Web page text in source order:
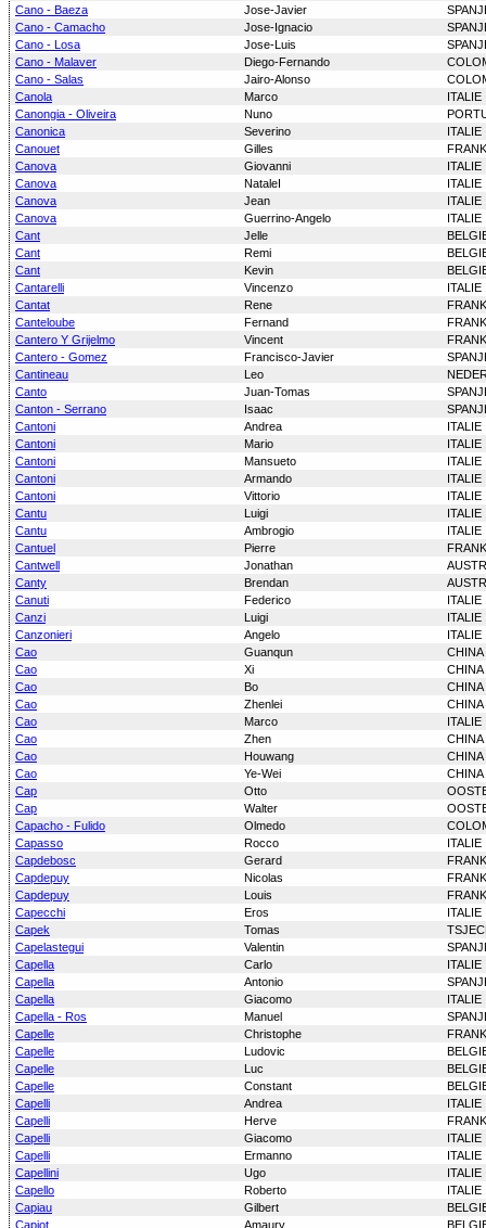
Cano - Baeza
Jose-Javier
Cano - Camacho
Jose-Ignacio
Cano - Losa
Jose-Luis
Cano - Malaver
Diego-Fernando
Cano - Salas
Jairo-Alonso
Canola
Marco
ITALIE
Canongia - Oliveira
Nuno
Canonica
Severino
ITALIE
Canouet
Gilles
Canova
Giovanni
ITALIE
Canova
NataleI
ITALIE
Canova
Jean
ITALIE
Canova
Guerrino-Angelo
ITALIE
Cant
Jelle
Cant
Remi
Cant
Kevin
Cantarelli
Vincenzo
ITALIE
Cantat
Rene
Canteloube
Fernand
Cantero Y Grijelmo
Vincent
Cantero - Gomez
Francisco-Javier
Cantineau
Leo
Canto
Juan-Tomas
Canton - Serrano
Isaac
Cantoni
Andrea
ITALIE
Cantoni
Mario
ITALIE
Cantoni
Mansueto
ITALIE
Cantoni
Armando
ITALIE
Cantoni
Vittorio
ITALIE
Cantu
Luigi
ITALIE
Cantu
Ambrogio
ITALIE
Cantuel
Pierre
Cantwell
Jonathan
Canty
Brendan
Canuti
Federico
ITALIE
Canzi
Luigi
ITALIE
Canzonieri
Angelo
ITALIE
Cao
Guanqun
CHINA
Cao
Xi
CHINA
Cao
Bo
CHINA
Cao
Zhenlei
CHINA
Cao
Marco
ITALIE
Cao
Zhen
CHINA
Cao
Houwang
CHINA
Cao
Ye-Wei
CHINA
Cap
Otto
Cap
Walter
Capacho - Fulido
Olmedo
Capasso
Rocco
ITALIE
Capdebosc
Gerard
Capdepuy
Nicolas
Capdepuy
Louis
Capecchi
Eros
ITALIE
Capek
Tomas
Capelastegui
Valentin
Capella
Carlo
ITALIE
Capella
Antonio
Capella
Giacomo
ITALIE
Capella - Ros
Manuel
Capelle
Christophe
Capelle
Ludovic
Capelle
Luc
Capelle
Constant
Capelli
Andrea
ITALIE
Capelli
Herve
Capelli
Giacomo
ITALIE
Capelli
Ermanno
ITALIE
Capellini
Ugo
ITALIE
Capello
Roberto
ITALIE
Capiau
Gilbert
Capiot
Amaury